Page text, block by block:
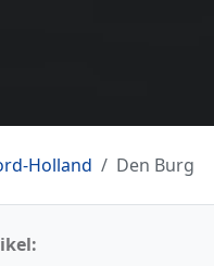
Holland Den Burg